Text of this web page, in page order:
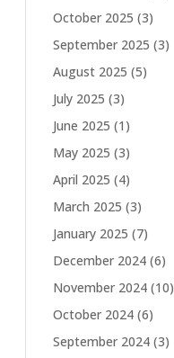
October 2025 (3)
September 2025 (3)
August 2025 (5)
July 2025 (3)
June 2025 (1)
May 2025 (3)
April 2025 (4)
March 2025 (3)
January 2025 (7)
December 2024 (6)
November 2024 (10)
October 2024 (6)
September 2024 (3)